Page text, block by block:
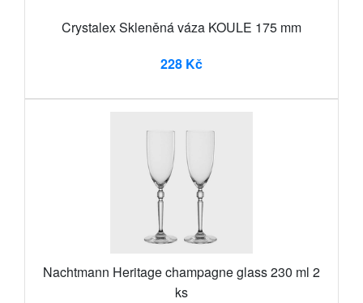
Crystalex Skleněná váza KOULE 175 mm
228 Kč
Nachtmann Heritage champagne glass 230 ml 2
ks